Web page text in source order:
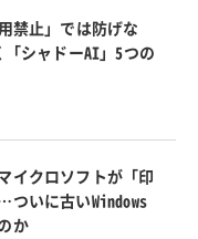
禁止」では防げな
シャドーAI」5つの
イクロソフトが「印
ついに古いWindows
か